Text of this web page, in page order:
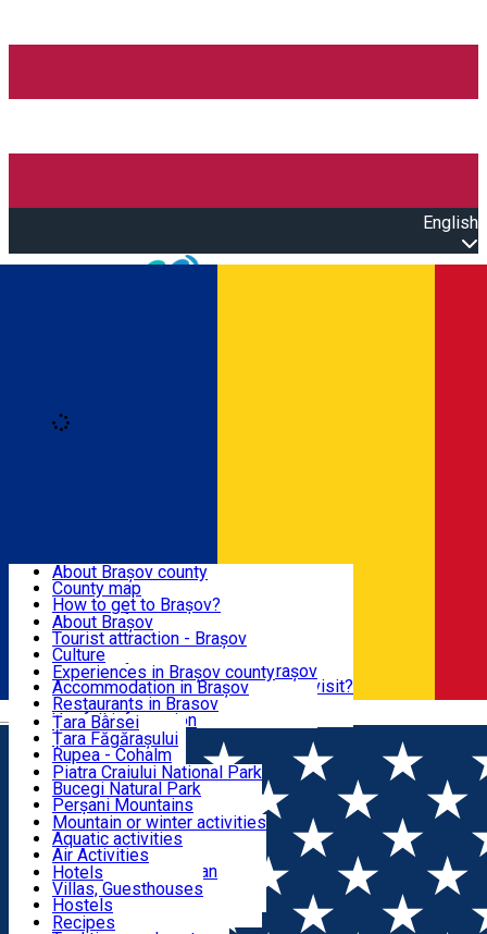
English
Română
BRAȘOV
EXPERIENCES
DESTINATIONS
NATURE
ACTIVE TOURISM
ACCOMMODATION
CULTURAL HERITAGE
About Brașov county
County map
How to get to Brașov?
Tourist Information Centers
Tourist Guides
Brașov Tourism Recommendations
Historical tourist attractions
What would a local recommend to visit?
Tourism news Brașov
Restaurants
About Brașov
Tourist attraction - Brașov
Culture
Tourist Information Center - Brașov
Accommodation in Brașov
Restaurants in Brasov
Usefull information
Experiences in Brașov county
Țara Bârsei
Țara Făgărașului
Rupea - Cohalm
ECO Destinations
Piatra Craiului National Park
Bucegi Natural Park
Perșani Mountains
Făgăraș Mountains
Postăvarul Peak
Măgura Codlei
Ciucaș Mountains
Protected areas
Other natural attractions
Speoturism
Mountain or winter activities
Aquatic activities
Air Activities
Adventure, Equestrian
Cycling, Running
Other activities
Hotels
Villas, Guesthouses
Hostels
Cottages
Recipes